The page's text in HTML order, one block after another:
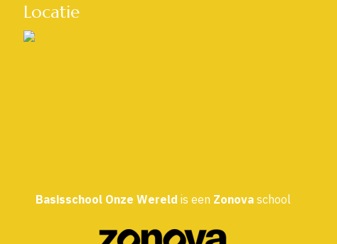
Locatie
Basisschool Onze Wereld is een Zonovaschool